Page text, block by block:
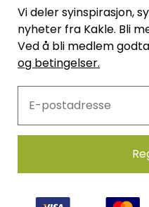
Vi deler syinspirasjon,
nyheter fra Kakle. Bli
Ved å bli medlem
og betingelser.